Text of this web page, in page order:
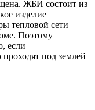
ЖБИ состоит из
изделие
тепловой сети
Поэтому
если
под землей